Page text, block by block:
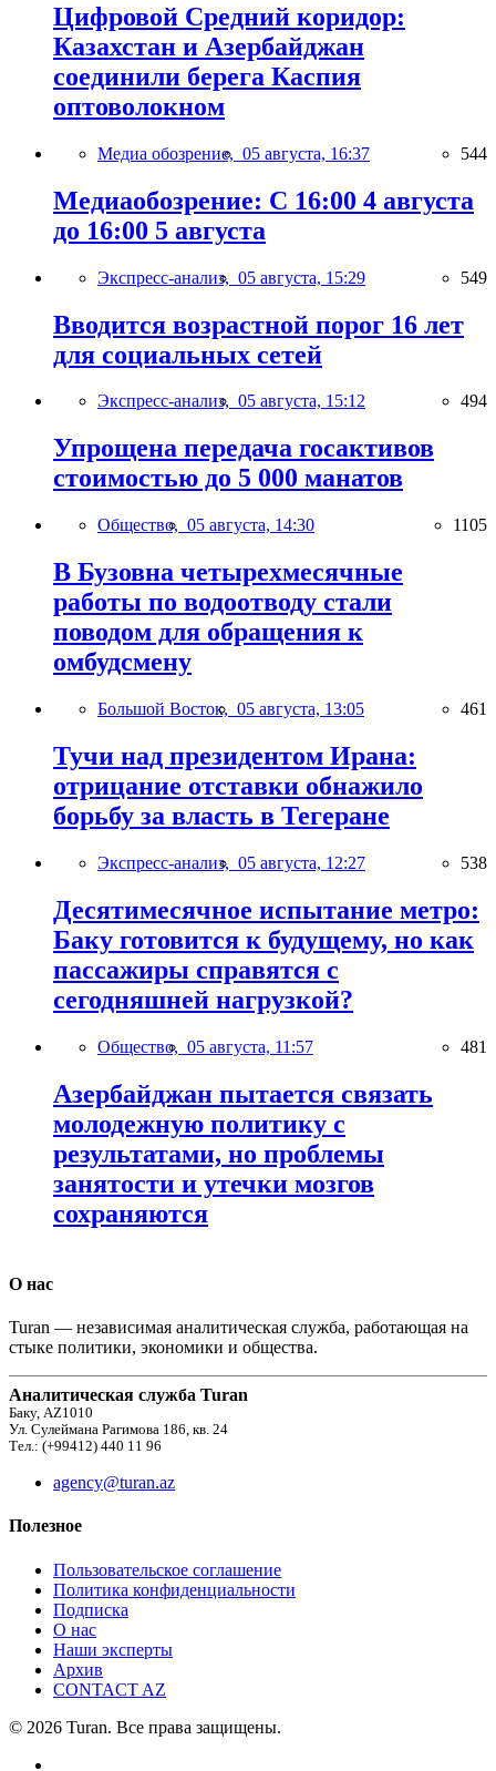
Цифровой Средний коридор:
Казахстан и Азербайджан
соединили берега Каспия
оптоволокном
Медиа обозрение, 05 августа, 16:37 544
Медиаобозрение: С 16:00 4 августа
до 16:00 5 августа
Экспресс-анализ, 05 августа, 15:29 549
Вводится возрастной порог 16 лет
для социальных сетей
Экспресс-анализ, 05 августа, 15:12 494
Упрощена передача госактивов
стоимостью до 5 000 манатов
Общество, 05 августа, 14:30 1105
В Бузовна четырехмесячные
работы по водоотводу стали
поводом для обращения к
омбудсмену
Большой Восток, 05 августа, 13:05 461
Тучи над президентом Ирана:
отрицание отставки обнажило
борьбу за власть в Тегеране
Экспресс-анализ, 05 августа, 12:27 538
Десятимесячное испытание метро:
Баку готовится к будущему, но как
пассажиры справятся с
сегодняшней нагрузкой?
Общество, 05 августа, 11:57 481
Азербайджан пытается связать
молодежную политику с
результатами, но проблемы
занятости и утечки мозгов
сохраняются
О нас
Turan — независимая аналитическая служба, работающая на
стыке политики, экономики и общества.
Аналитическая служба Turan
Баку, AZ1010
Ул. Сулеймана Рагимова 186, кв. 24
Тел.: (+99412) 440 11 96
agency@turan.az
Полезное
Пользовательское соглашение
Политика конфиденциальности
Подписка
О нас
Наши эксперты
Архив
CONTACT AZ
© 2026 Turan. Все права защищены.